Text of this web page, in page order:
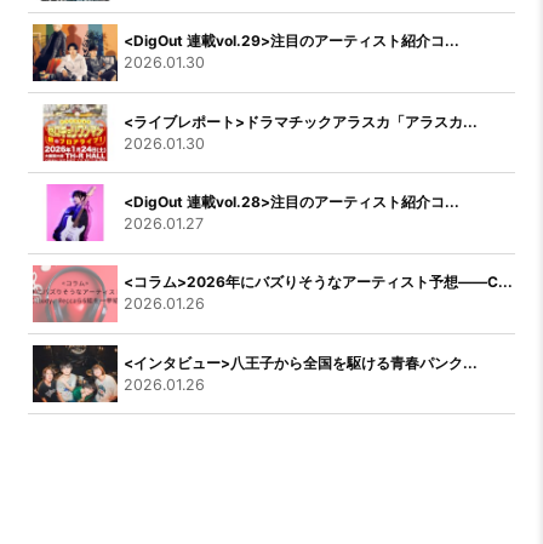
<DigOut 連載vol.29>注目のアーティスト紹介コ...
2026.01.30
<ライブレポート>ドラマチックアラスカ「アラスカ...
2026.01.30
<DigOut 連載vol.28>注目のアーティスト紹介コ...
2026.01.27
<コラム>2026年にバズりそうなアーティスト予想――C...
2026.01.26
<インタビュー>八王子から全国を駆ける青春パンク...
2026.01.26